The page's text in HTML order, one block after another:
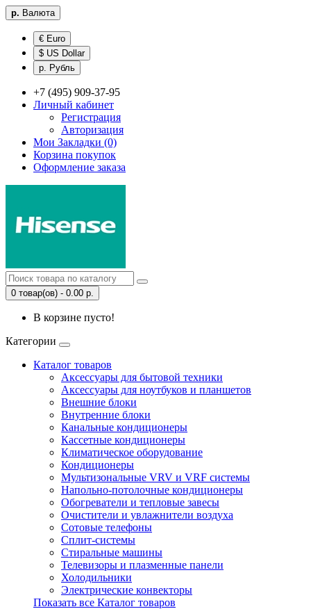
р. Валюта
€ Euro
$ US Dollar
р. Рубль
+7 (495) 909-37-95
Личный кабинет
Регистрация
Авторизация
Мои Закладки (0)
Корзина покупок
Оформление заказа
0 товар(ов) - 0.00 р.
В корзине пусто!
Категории
Каталог товаров
Аксессуары для бытовой техники
Аксессуары для ноутбуков и планшетов
Внешние блоки
Внутренние блоки
Канальные кондиционеры
Кассетные кондиционеры
Климатическое оборудование
Кондиционеры
Мультизональные VRV и VRF системы
Напольно-потолочные кондиционеры
Обогреватели и тепловые завесы
Очистители и увлажнители воздуха
Сотовые телефоны
Сплит-системы
Стиральные машины
Телевизоры и плазменные панели
Холодильники
Электрические конвекторы
Показать все Каталог товаров